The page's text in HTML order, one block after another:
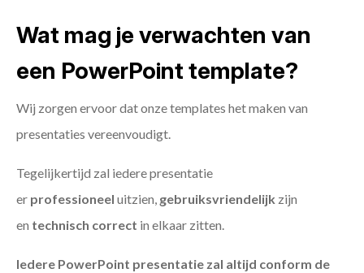
Wat mag je verwachten van
een PowerPoint template?
Wij zorgen ervoor dat onze templates het maken van
presentaties vereenvoudigt.
Tegelijkertijd zal iedere presentatie
er professioneel uitzien, gebruiksvriendelijk zijn
en technisch correct in elkaar zitten.
Iedere PowerPoint presentatie zal altijd conform de